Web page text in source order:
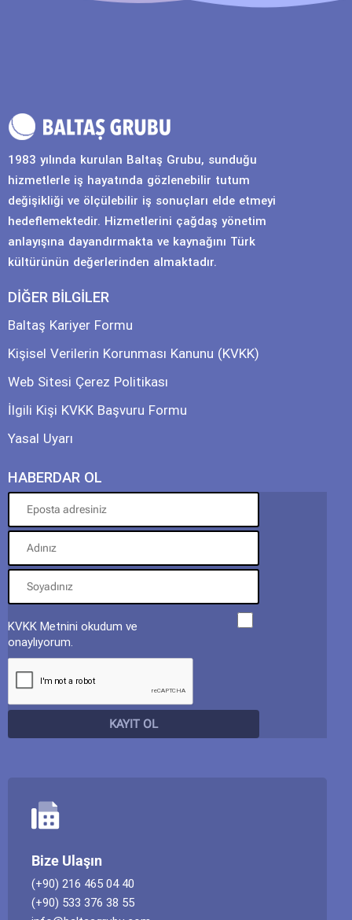
1983 yılında kurulan Baltaş Grubu, sunduğu
hizmetlerle iş hayatında gözlenebilir tutum
değişikliği ve ölçülebilir iş sonuçları elde etmeyi
hedeflemektedir. Hizmetlerini çağdaş yönetim
anlayışına dayandırmakta ve kaynağını Türk
kültürünün değerlerinden almaktadır.
DİĞER BİLGİLER
Baltaş Kariyer Formu
Kişisel Verilerin Korunması Kanunu (KVKK)
Web Sitesi Çerez Politikası
İlgili Kişi KVKK Başvuru Formu
Yasal Uyarı
HABERDAR OL
KVKK Metnini okudum ve
onaylıyorum.
Bize Ulaşın
(+90) 216 465 04 40
(+90) 533 376 38 55